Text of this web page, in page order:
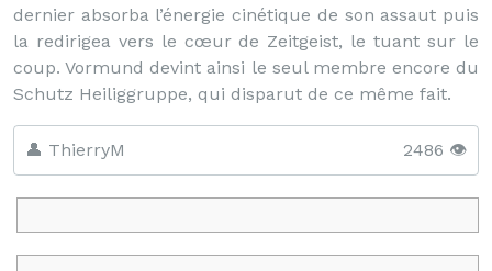
dernier absorba l’énergie cinétique de son assaut puis
la redirigea vers le cœur de Zeitgeist, le tuant sur le
coup. Vormund devint ainsi le seul membre encore du
Schutz Heiliggruppe, qui disparut de ce même fait.
👤 ThierryM 2486 👁️